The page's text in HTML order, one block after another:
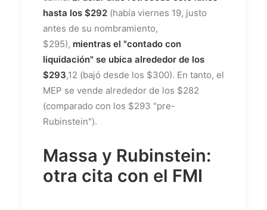
hasta los $292 (había viernes 19, justo
antes de su nombramiento,
$295), mientras el "contado con
liquidación" se ubica alrededor de los
$293,12 (bajó desde los $300). En tanto, el
MEP se vende alrededor de los $282
(comparado con los $293 "pre-
Rubinstein").
Massa y Rubinstein:
otra cita con el FMI